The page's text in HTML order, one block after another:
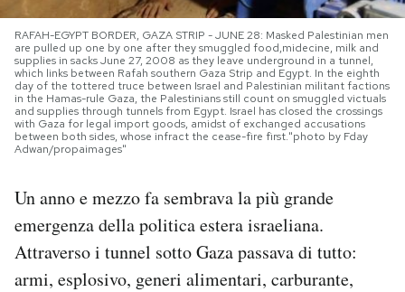
I MIEI PREFERITI
SHOP
CALENDARIO
Area Personale
Newsletter
Notifiche mobile
RAFAH-EGYPT BORDER, GAZA STRIP - JUNE 28: Masked Palestinian men
are pulled up one by one after they smuggled food,midecine, milk and
supplies in sacks June 27, 2008 as they leave underground in a tunnel,
which links between Rafah southern Gaza Strip and Egypt. In the eighth
day of the tottered truce between Israel and Palestinian militant factions
in the Hamas-rule Gaza, the Palestinians still count on smuggled victuals
and supplies through tunnels from Egypt. Israel has closed the crossings
with Gaza for legal import goods, amidst of exchanged accusations
between both sides, whose infract the cease-fire first."photo by Fday
Adwan/propaimages"
Un anno e mezzo fa sembrava la più grande
emergenza della politica estera israeliana.
Attraverso i tunnel sotto Gaza passava di tutto:
armi, esplosivo, generi alimentari, carburante,